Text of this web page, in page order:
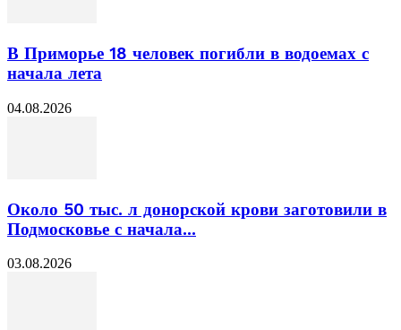
В Приморье 18 человек погибли в водоемах с
начала лета
04.08.2026
Около 50 тыс. л донорской крови заготовили в
Подмосковье с начала...
03.08.2026